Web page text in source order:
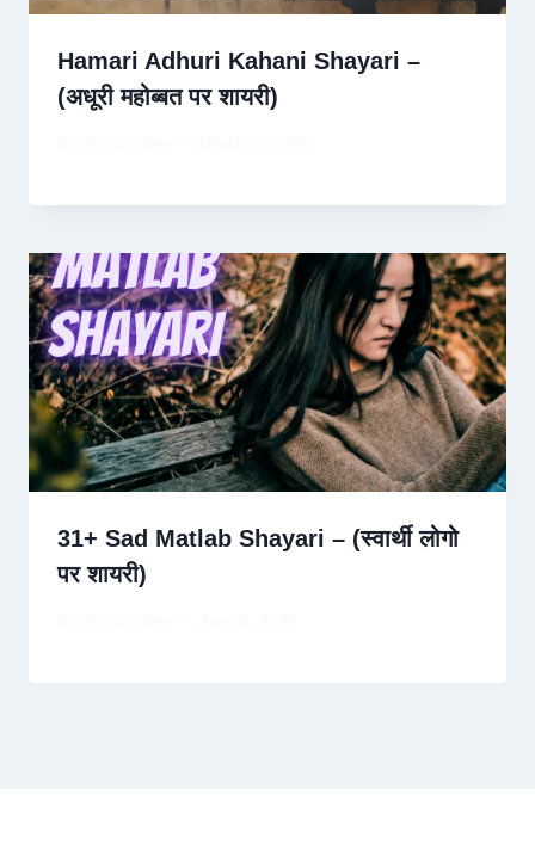
Hamari Adhuri Kahani Shayari –
(अधूरी महोब्बत पर शायरी)
31+ Sad Matlab Shayari – (स्वार्थी लोगो
पर शायरी)